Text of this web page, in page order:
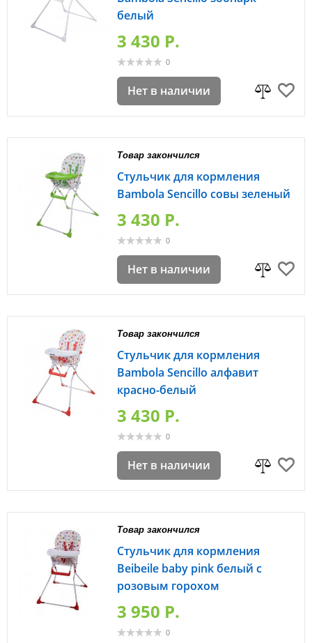
белый
3 430 P.
0
Нет в наличии
Товар закончился
Стульчик для кормления
Bambola Sencillo совы зеленый
3 430 P.
0
Нет в наличии
Товар закончился
Стульчик для кормления
Bambola Sencillo алфавит
красно-белый
3 430 P.
0
Нет в наличии
Товар закончился
Стульчик для кормления
Beibeile baby pink белый с
розовым горохом
3 950 P.
0